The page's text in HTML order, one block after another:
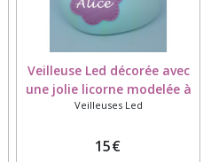
Veilleuse Led décorée avec
une jolie licorne modelée à
la main en porcelaine
Veilleuses Led
15€